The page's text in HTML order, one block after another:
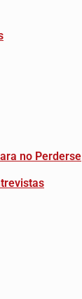
no Perderse